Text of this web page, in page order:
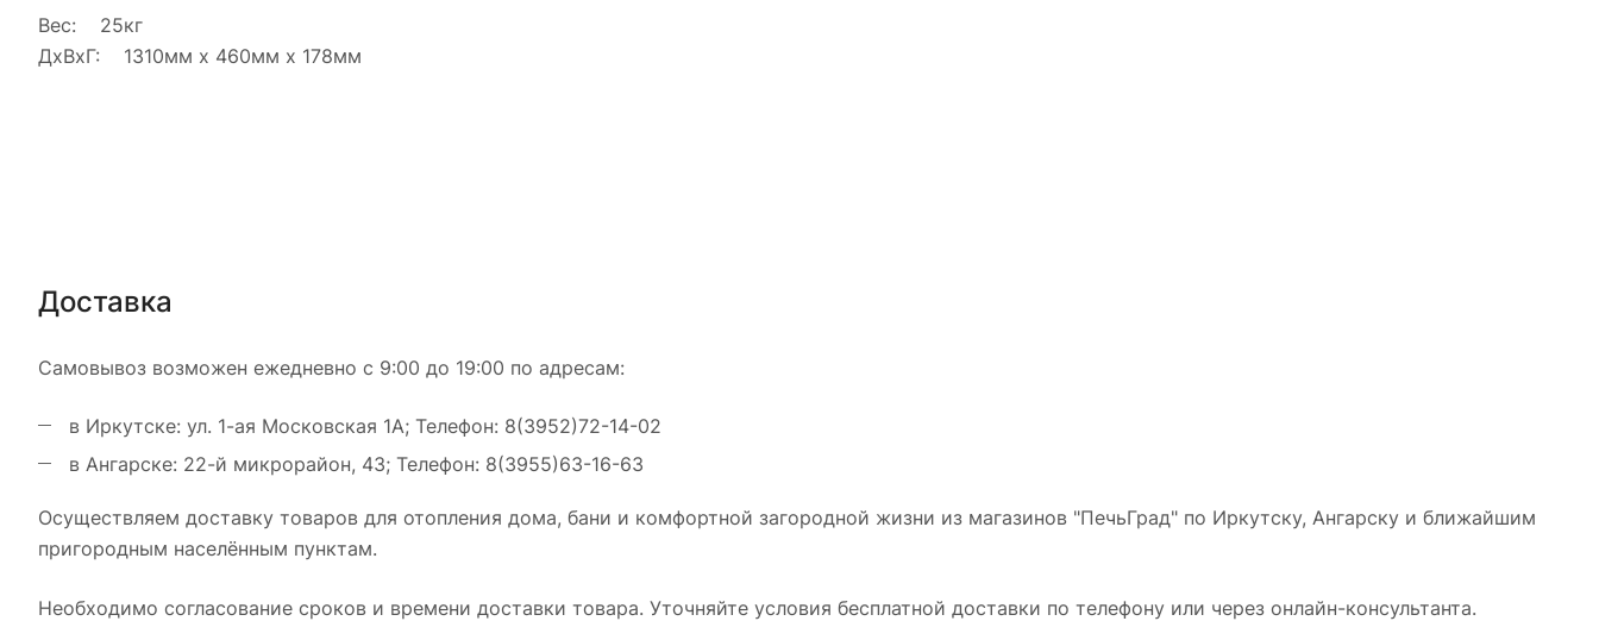
Вес: 25кг
ДxВxГ: 1310мм x 460мм x 178мм
Доставка
Самовывоз возможен ежедневно с 9:00 до 19:00 по адресам:
в Иркутске: ул. 1-ая Московская 1А; Телефон: 8(3952)72-14-02
в Ангарске: 22-й микрорайон, 43; Телефон: 8(3955)63-16-63
Осуществляем доставку товаров для отопления дома, бани и комфортной загородной жизни из магазинов "ПечьГрад" по Иркутску, Ангарску и ближайшим
пригородным населённым пунктам.
Необходимо согласование сроков и времени доставки товара. Уточняйте условия бесплатной доставки по телефону или через онлайн-консультанта.